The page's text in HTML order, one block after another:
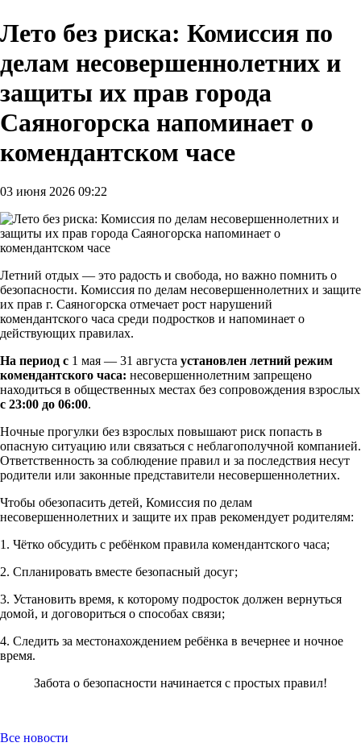
Лето без риска: Комиссия по
делам несовершеннолетних и
защиты их прав города
Саяногорска напоминает о
комендантском часе
03 июня 2026 09:22
Летний отдых — это радость и свобода, но важно помнить о
безопасности. Комиссия по делам несовершеннолетних и защите
их прав г. Саяногорска отмечает рост нарушений
комендантского часа среди подростков и напоминает о
действующих правилах.
На период с 1 мая — 31 августа установлен летний режим
комендантского часа: несовершеннолетним запрещено
находиться в общественных местах без сопровождения взрослых
с 23:00 до 06:00.
Ночные прогулки без взрослых повышают риск попасть в
опасную ситуацию или связаться с неблагополучной компанией.
Ответственность за соблюдение правил и за последствия несут
родители или законные представители несовершеннолетних.
Чтобы обезопасить детей, Комиссия по делам
несовершеннолетних и защите их прав рекомендует родителям:
1. Чётко обсудить с ребёнком правила комендантского часа;
2. Спланировать вместе безопасный досуг;
3. Установить время, к которому подросток должен вернуться
домой, и договориться о способах связи;
4. Следить за местонахождением ребёнка в вечернее и ночное
время.
Забота о безопасности начинается с простых правил!
Все новости